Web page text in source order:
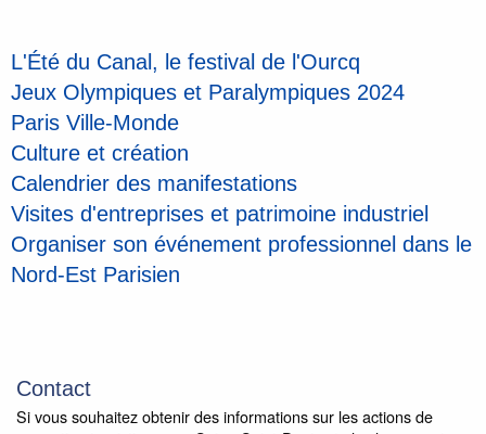
L'Été du Canal, le festival de l'Ourcq
Jeux Olympiques et Paralympiques 2024
Paris Ville-Monde
Culture et création
Calendrier des manifestations
Visites d'entreprises et patrimoine industriel
Organiser son événement professionnel dans le
Nord-Est Parisien
Contact
Si vous souhaitez obtenir des informations sur les actions de